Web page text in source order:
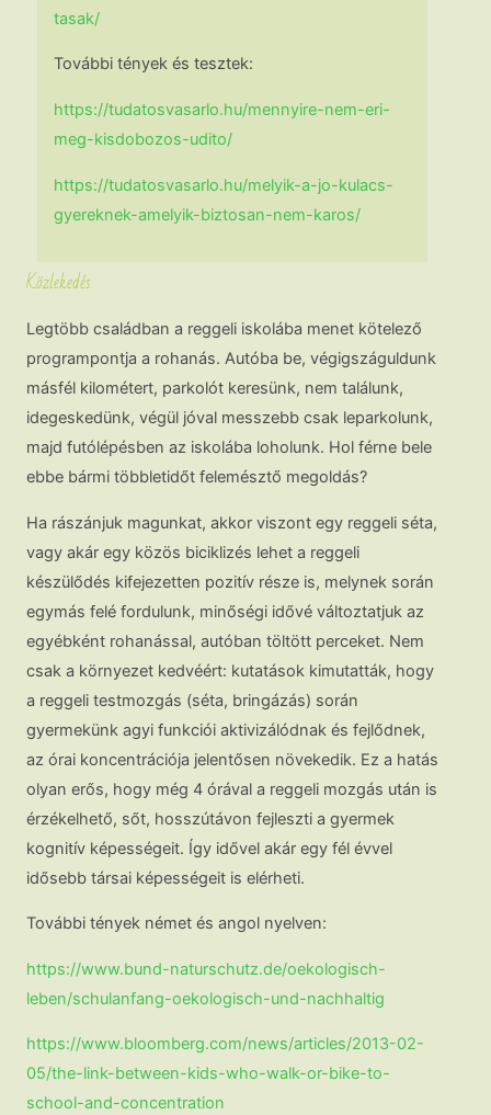
tasak/
További tények és tesztek:
https://tudatosvasarlo.hu/mennyire-nem-eri-
meg-kisdobozos-udito/
https://tudatosvasarlo.hu/melyik-a-jo-kulacs-
gyereknek-amelyik-biztosan-nem-karos/
Közlekedés
Legtöbb családban a reggeli iskolába menet kötelező
programpontja a rohanás. Autóba be, végigszáguldunk
másfél kilométert, parkolót keresünk, nem találunk,
idegeskedünk, végül jóval messzebb csak leparkolunk,
majd futólépésben az iskolába loholunk. Hol férne bele
ebbe bármi többletidőt felemésztő megoldás?
Ha rászánjuk magunkat, akkor viszont egy reggeli séta,
vagy akár egy közös biciklizés lehet a reggeli
készülődés kifejezetten pozitív része is, melynek során
egymás felé fordulunk, minőségi idővé változtatjuk az
egyébként rohanással, autóban töltött perceket. Nem
csak a környezet kedvéért: kutatások kimutatták, hogy
a reggeli testmozgás (séta, bringázás) során
gyermekünk agyi funkciói aktivizálódnak és fejlődnek,
az órai koncentrációja jelentősen növekedik. Ez a hatás
olyan erős, hogy még 4 órával a reggeli mozgás után is
érzékelhető, sőt, hosszútávon fejleszti a gyermek
kognitív képességeit. Így idővel akár egy fél évvel
idősebb társai képességeit is elérheti.
További tények német és angol nyelven:
https://www.bund-naturschutz.de/oekologisch-
leben/schulanfang-oekologisch-und-nachhaltig
https://www.bloomberg.com/news/articles/2013-02-
05/the-link-between-kids-who-walk-or-bike-to-
school-and-concentration